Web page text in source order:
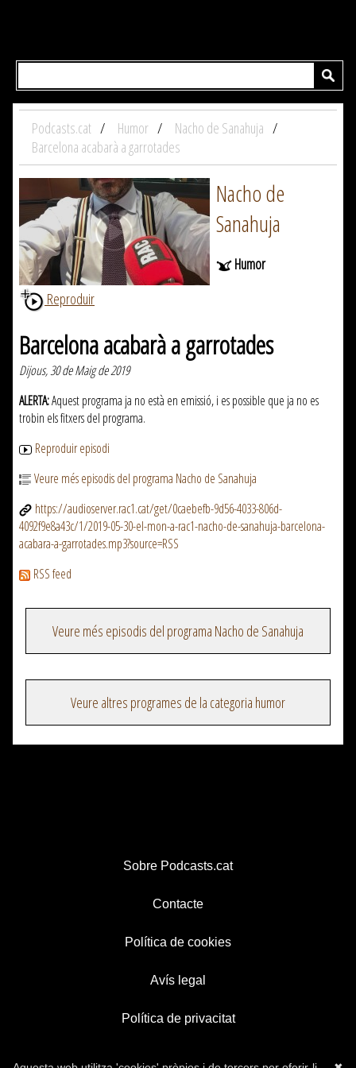
Podcasts.cat Humor
Nacho de Sanahuja
Barcelona acabarà a garrotades
Nacho de
Sanahuja
Humor
Reproduir
Barcelona acabarà a garrotades
Dijous, 30 de Maig de 2019
ALERTA:Aquest programa ja no està en emissió, i es possible que ja no es
trobin els fitxers del programa.
Reproduir episodi
Veure més episodis del programa Nacho de Sanahuja
https://audioserver.rac1.cat/get/0caebefb-9d56-4033-806d-
4092f9e8a43c/1/2019-05-30-el-mon-a-rac1-nacho-de-sanahuja-barcelona-
acabara-a-garrotades.mp3?source=RSS
RSS feed
Veure més episodis del programa Nacho de Sanahuja
Veure altres programes de la categoria humor
Sobre Podcasts.cat
Contacte
Política de cookies
Avís legal
Política de privacitat